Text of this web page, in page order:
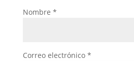
Nombre *
Correo electrónico *